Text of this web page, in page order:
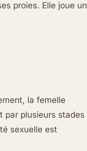
proies. Elle joue un
la femelle
par plusieurs stades
sexuelle est